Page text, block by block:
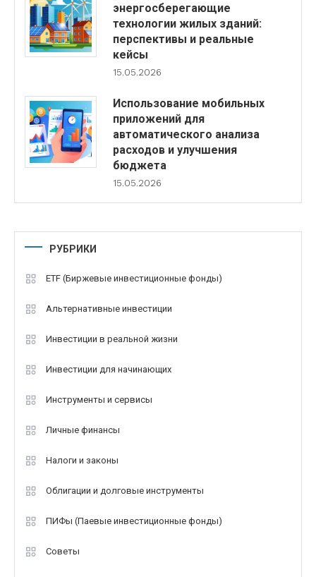
энергосберегающие
технологии жилых зданий:
перспективы и реальные
кейсы
15.05.2026
Использование мобильных
приложений для
автоматического анализа
расходов и улучшения
бюджета
15.05.2026
РУБРИКИ
ETF (Биржевые инвестиционные фонды)
Альтернативные инвестиции
Инвестиции в реальной жизни
Инвестиции для начинающих
Инструменты и сервисы
Личные финансы
Налоги и законы
Облигации и долговые инструменты
ПИФы (Паевые инвестиционные фонды)
Советы